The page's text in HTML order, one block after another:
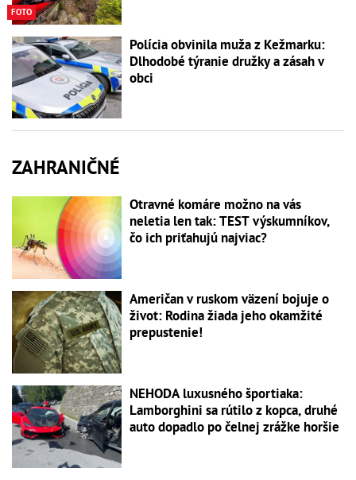
FOTO
Polícia obvinila muža z Kežmarku:
Dlhodobé týranie družky a zásah v
obci
ZAHRANIČNÉ
Otravné komáre možno na vás
neletia len tak: TEST výskumníkov,
čo ich priťahujú najviac?
Američan v ruskom väzení bojuje o
život: Rodina žiada jeho okamžité
prepustenie!
NEHODA luxusného športiaka:
Lamborghini sa rútilo z kopca, druhé
auto dopadlo po čelnej zrážke horšie